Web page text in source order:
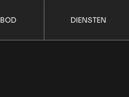
DIENSTEN